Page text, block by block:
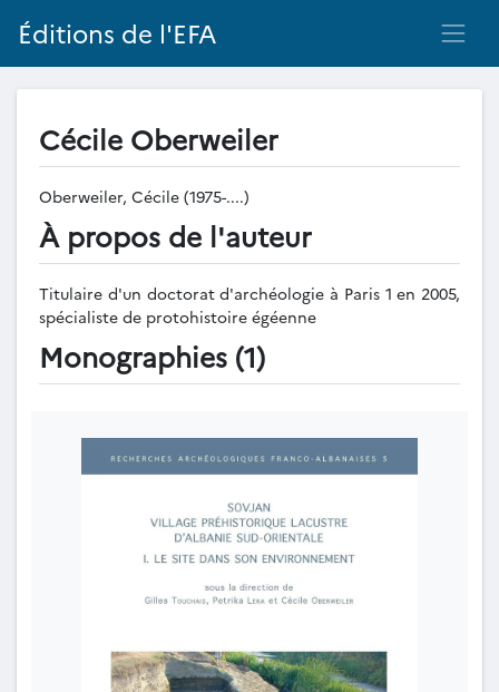
Éditions de l'EFA
Cécile Oberweiler
Oberweiler, Cécile (1975-....)
À propos de l'auteur
Titulaire d'un doctorat d'archéologie à Paris 1 en 2005,
spécialiste de protohistoire égéenne
Monographies (1)